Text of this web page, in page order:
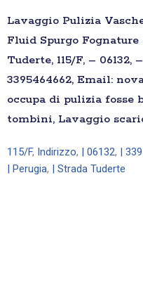
Lavaggio Pulizia
Fluid Spurgo
Tuderte, 115/F, –
3395464662, Email:
occupa di pulizia fosse
tombini, Lavaggio
115/F, Indirizzo, | 06132, |
| Perugia, | Strada Tuderte